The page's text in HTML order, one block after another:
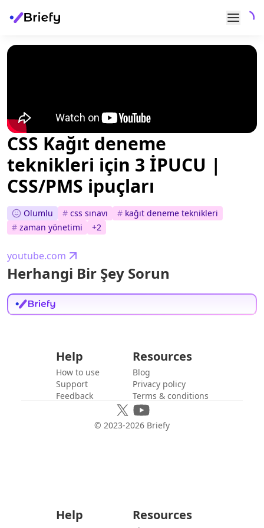
CSS Kağıt deneme
teknikleri için 3 İPUCU |
CSS/PMS ipuçları
Olumlu # css sınavı # kağıt deneme teknikleri
# zaman yönetimi +2
youtube.com
Herhangi Bir Şey Sorun
Help
How to use
Support
Feedback
Resources
Blog
Privacy policy
Terms & conditions
© 2023-2026 Briefy
Help Resources